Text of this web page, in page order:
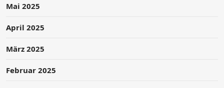
Mai 2025
April 2025
März 2025
Februar 2025